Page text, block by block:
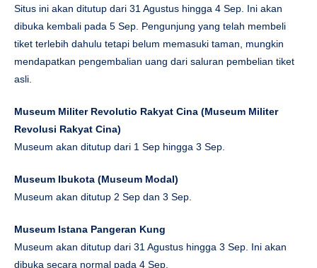
Situs ini akan ditutup dari 31 Agustus hingga 4 Sep. Ini akan
dibuka kembali pada 5 Sep. Pengunjung yang telah membeli
tiket terlebih dahulu tetapi belum memasuki taman, mungkin
mendapatkan pengembalian uang dari saluran pembelian tiket
asli.
Museum Militer Revolutio Rakyat Cina (Museum Militer
Revolusi Rakyat Cina)
Museum akan ditutup dari 1 Sep hingga 3 Sep.
Museum Ibukota (Museum Modal)
Museum akan ditutup 2 Sep dan 3 Sep.
Museum Istana Pangeran Kung
Museum akan ditutup dari 31 Agustus hingga 3 Sep. Ini akan
dibuka secara normal pada 4 Sep.